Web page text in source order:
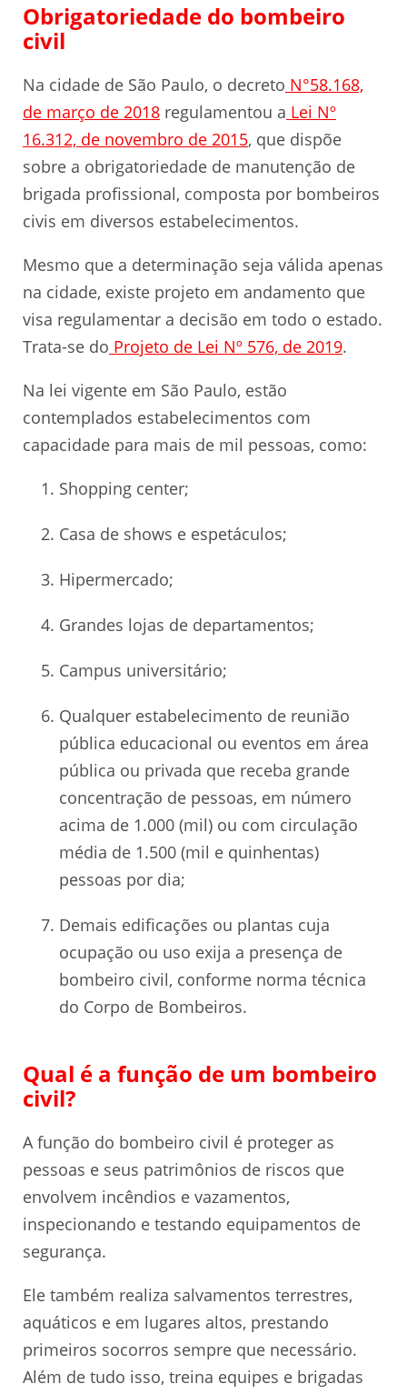
Obrigatoriedade do bombeiro
civil
Na cidade de São Paulo, o decreto N°58.168,
de março de 2018 regulamentou a Lei Nº
16.312, de novembro de 2015, que dispõe
sobre a obrigatoriedade de manutenção de
brigada profissional, composta por bombeiros
civis em diversos estabelecimentos.
Mesmo que a determinação seja válida apenas
na cidade, existe projeto em andamento que
visa regulamentar a decisão em todo o estado.
Trata-se do Projeto de Lei Nº 576, de 2019.
Na lei vigente em São Paulo, estão
contemplados estabelecimentos com
capacidade para mais de mil pessoas, como:
Shopping center;
Casa de shows e espetáculos;
Hipermercado;
Grandes lojas de departamentos;
Campus universitário;
Qualquer estabelecimento de reunião
pública educacional ou eventos em área
pública ou privada que receba grande
concentração de pessoas, em número
acima de 1.000 (mil) ou com circulação
média de 1.500 (mil e quinhentas)
pessoas por dia;
Demais edificações ou plantas cuja
ocupação ou uso exija a presença de
bombeiro civil, conforme norma técnica
do Corpo de Bombeiros.
Qual é a função de um bombeiro
civil?
A função do bombeiro civil é proteger as
pessoas e seus patrimônios de riscos que
envolvem incêndios e vazamentos,
inspecionando e testando equipamentos de
segurança.
Ele também realiza salvamentos terrestres,
aquáticos e em lugares altos, prestando
primeiros socorros sempre que necessário.
Além de tudo isso, treina equipes e brigadas